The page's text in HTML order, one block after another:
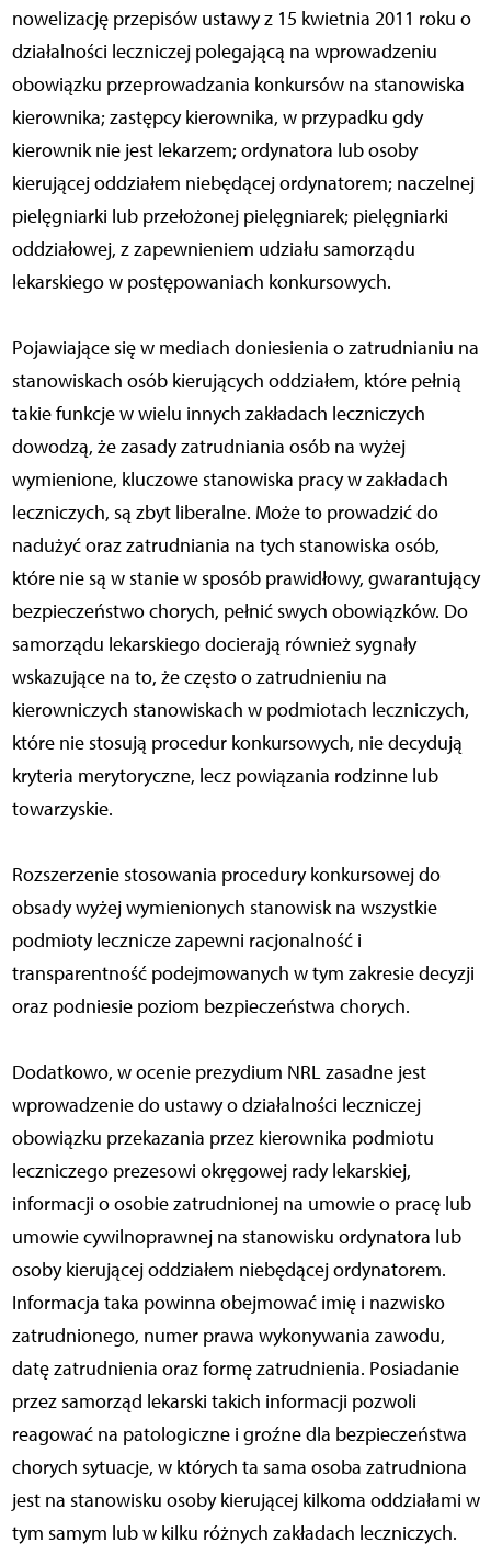
nowelizację przepisów ustawy z 15 kwietnia 2011 roku o
działalności leczniczej polegającą na wprowadzeniu
obowiązku przeprowadzania konkursów na stanowiska
kierownika; zastępcy kierownika, w przypadku gdy
kierownik nie jest lekarzem; ordynatora lub osoby
kierującej oddziałem niebędącej ordynatorem; naczelnej
pielęgniarki lub przełożonej pielęgniarek; pielęgniarki
oddziałowej, z zapewnieniem udziału samorządu
lekarskiego w postępowaniach konkursowych.
Pojawiające się w mediach doniesienia o zatrudnianiu na
stanowiskach osób kierujących oddziałem, które pełnią
takie funkcje w wielu innych zakładach leczniczych
dowodzą, że zasady zatrudniania osób na wyżej
wymienione, kluczowe stanowiska pracy w zakładach
leczniczych, są zbyt liberalne. Może to prowadzić do
nadużyć oraz zatrudniania na tych stanowiska osób,
które nie są w stanie w sposób prawidłowy, gwarantujący
bezpieczeństwo chorych, pełnić swych obowiązków. Do
samorządu lekarskiego docierają również sygnały
wskazujące na to, że często o zatrudnieniu na
kierowniczych stanowiskach w podmiotach leczniczych,
które nie stosują procedur konkursowych, nie decydują
kryteria merytoryczne, lecz powiązania rodzinne lub
towarzyskie.
Rozszerzenie stosowania procedury konkursowej do
obsady wyżej wymienionych stanowisk na wszystkie
podmioty lecznicze zapewni racjonalność i
transparentność podejmowanych w tym zakresie decyzji
oraz podniesie poziom bezpieczeństwa chorych.
Dodatkowo, w ocenie prezydium NRL zasadne jest
wprowadzenie do ustawy o działalności leczniczej
obowiązku przekazania przez kierownika podmiotu
leczniczego prezesowi okręgowej rady lekarskiej,
informacji o osobie zatrudnionej na umowie o pracę lub
umowie cywilnoprawnej na stanowisku ordynatora lub
osoby kierującej oddziałem niebędącej ordynatorem.
Informacja taka powinna obejmować imię i nazwisko
zatrudnionego, numer prawa wykonywania zawodu,
datę zatrudnienia oraz formę zatrudnienia. Posiadanie
przez samorząd lekarski takich informacji pozwoli
reagować na patologiczne i groźne dla bezpieczeństwa
chorych sytuacje, w których ta sama osoba zatrudniona
jest na stanowisku osoby kierującej kilkoma oddziałami w
tym samym lub w kilku różnych zakładach leczniczych.